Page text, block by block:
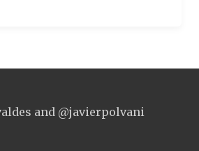
and @javierpolvani